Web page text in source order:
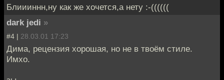
Блиииннн,ну как же хочется,а нету :-((((((
dark jedi »
#4 | 28.03.01 17:23
Дима, рецензия хорошая, но не в твоём стиле.
Имхо.